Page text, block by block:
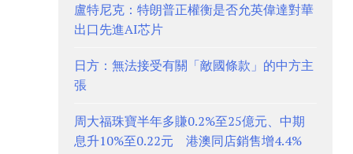
盧特尼克：特朗普正權衡是否允英偉達對華
出口先進AI芯片
日方：無法接受有關「敵國條款」的中方主
張
周大福珠寶半年多賺0.2%至25億元、中期
息升10%至0.22元 港澳同店銷售增4.4%